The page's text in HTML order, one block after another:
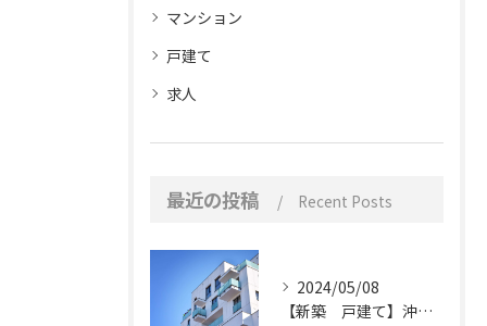
マンション
戸建て
求人
最近の投稿 Recent Posts
2024/05/08
【新築 戸建て】沖縄県で建築なら天神技研